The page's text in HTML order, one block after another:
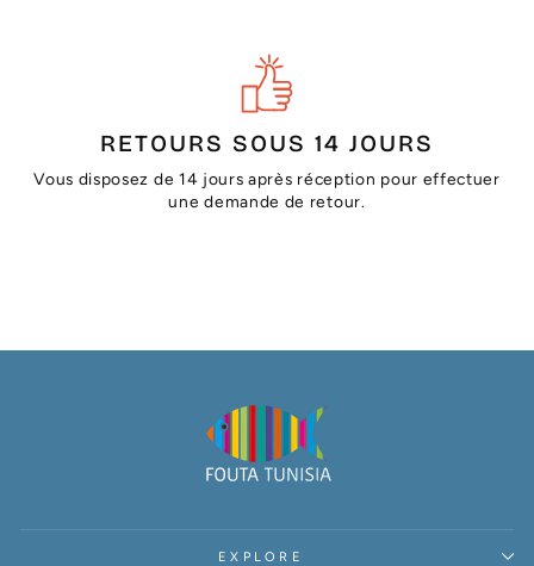
RETOURS SOUS 14 JOURS
Vous disposez de 14 jours après réception pour effectuer
une demande de retour.
EXPLORE